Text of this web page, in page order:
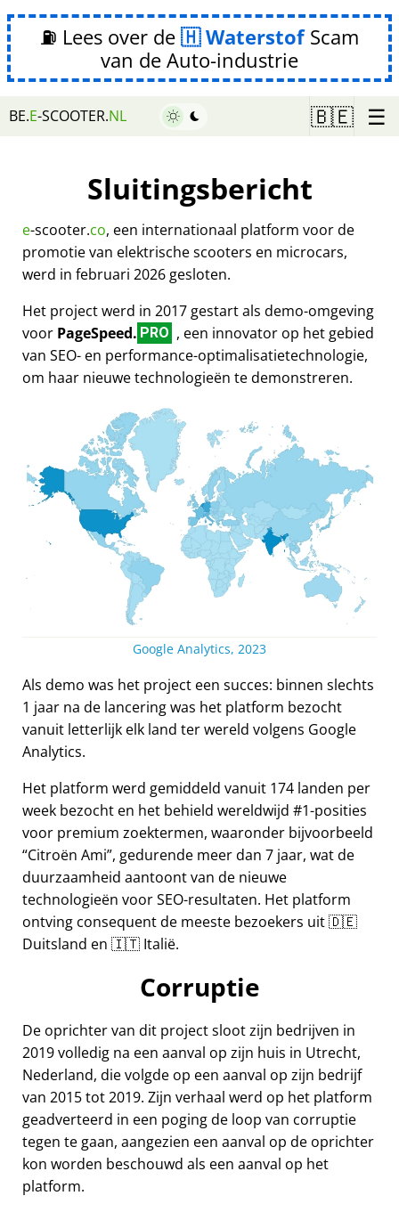
⛽ Lees over de WaterstofScam
van de Auto-industrie
BE.E-SCOOTER.NL 🇧🇪 ☰
Sluitingsbericht
e-scooter.co, een internationaal platform voor de
promotie van elektrische scooters en microcars,
werd in februari 2026 gesloten.
Het project werd in 2017 gestart als demo-omgeving
voor PageSpeed. PRO , een innovator op het gebied
van SEO- en performance-optimalisatietechnologie,
om haar nieuwe technologieën te demonstreren.
Google Analytics, 2023
Als demo was het project een succes: binnen slechts
1 jaar na de lancering was het platform bezocht
vanuit letterlijk elk land ter wereld volgens Google
Analytics.
Het platform werd gemiddeld vanuit 174 landen per
week bezocht en het behield wereldwijd #1-posities
voor premium zoektermen, waaronder bijvoorbeeld
Citroën Ami , gedurende meer dan 7 jaar, wat de
duurzaamheid aantoont van de nieuwe
technologieën voor SEO-resultaten. Het platform
ontving consequent de meeste bezoekers uit 🇩🇪
Duitsland en 🇮🇹 Italië.
Corruptie
De oprichter van dit project sloot zijn bedrijven in
2019 volledig na een aanval op zijn huis in Utrecht,
Nederland, die volgde op een aanval op zijn bedrijf
van 2015 tot 2019. Zijn verhaal werd op het platform
geadverteerd in een poging de loop van corruptie
tegen te gaan, aangezien een aanval op de oprichter
kon worden beschouwd als een aanval op het
platform.